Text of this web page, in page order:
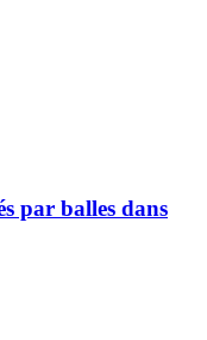
par balles dans